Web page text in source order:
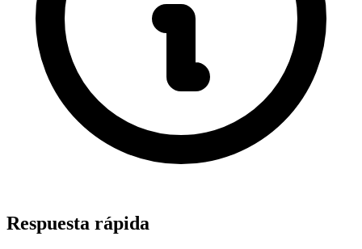
Respuesta rápida